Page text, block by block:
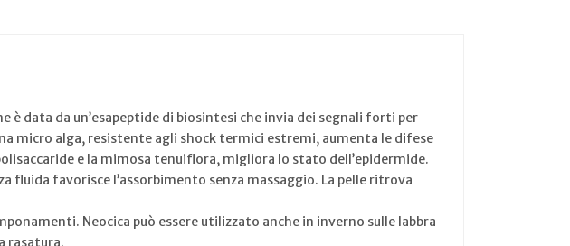
è data da un’esapeptide di biosintesi che invia dei segnali forti per
micro alga, resistente agli shock termici estremi, aumenta le difese
e la mimosa tenuiflora, migliora lo stato dell’epidermide.
fluida favorisce l’assorbimento senza massaggio. La pelle ritrova
Neocica può essere utilizzato anche in inverno sulle labbra
rasatura.